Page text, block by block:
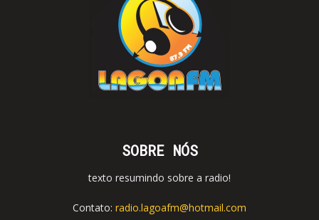
SOBRE NÓS
texto resumindo sobre a radio!
Contato: radio.lagoafm@hotmail.com